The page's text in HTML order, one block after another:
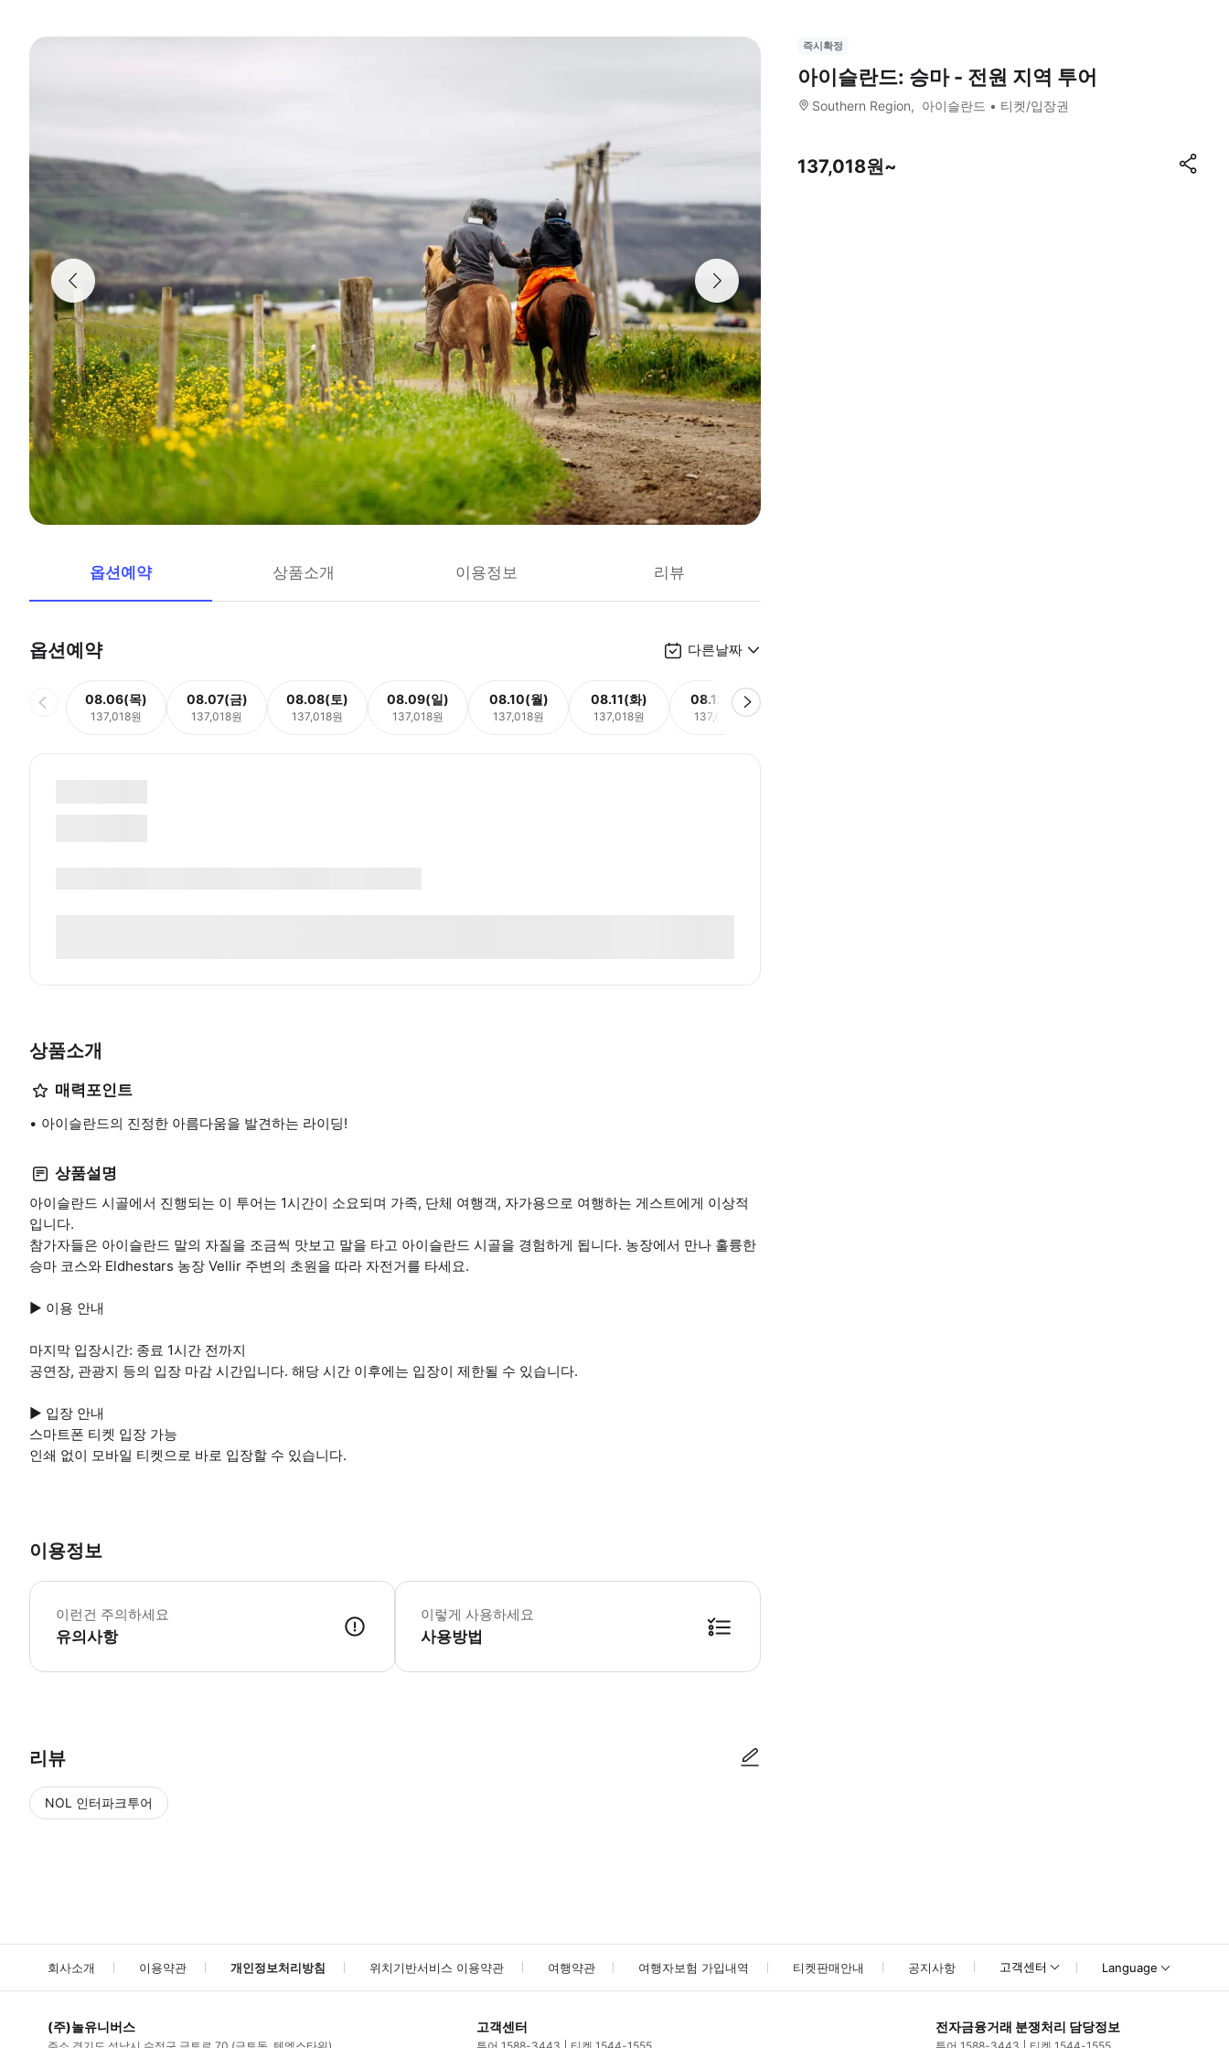
옵션예약 상품소개 이용정보 리뷰
옵션예약 다른날짜
08.06(목)
137,018원
08.07(금)
137,018원
08.08(토)
137,018원
08.09(일)
137,018원
08.10(월)
137,018원
08.11(화)
137,018원
08.12(수)
137,018원
상품소개
매력포인트
아이슬란드의 진정한 아름다움을 발견하는 라이딩!
상품설명
아이슬란드 시골에서 진행되는 이 투어는 1시간이 소요되며 가족, 단체 여행객, 자가용으로 여행하는 게스트에게 이상적
입니다.
참가자들은 아이슬란드 말의 자질을 조금씩 맛보고 말을 타고 아이슬란드 시골을 경험하게 됩니다. 농장에서 만나 훌륭한
승마 코스와 Eldhestars 농장 Vellir 주변의 초원을 따라 자전거를 타세요.
▶ 이용 안내
마지막 입장시간: 종료 1시간 전까지
공연장, 관광지 등의 입장 마감 시간입니다. 해당 시간 이후에는 입장이 제한될 수 있습니다.
▶ 입장 안내
스마트폰 티켓 입장 가능
인쇄 없이 모바일 티켓으로 바로 입장할 수 있습니다.
이용정보
이런건 주의하세요
유의사항
▶ 꼭 알아두세요 준비물: * 튼튼한 신발, 좋은 운동화 또는 등산화 * 편안한 바지 * 장갑과 얇은 모자 * 배낭은 말을 타고 가져갈 수 없으므로 카메라의 경우
이렇게 사용하세요
사용방법
리뷰
NOL 인터파크투어
즉시확정
아이슬란드: 승마 - 전원 지역 투어
Southern Region 아이슬란드 티켓/입장권
137,018원~
회사소개 이용약관 개인정보처리방침 위치기반서비스 이용약관 여행약관 여행자보험 가입내역 티켓판매안내 공지사항 고객센터 Language
(주)놀유니버스 고객센터 전자금융거래 분쟁처리 담당정보